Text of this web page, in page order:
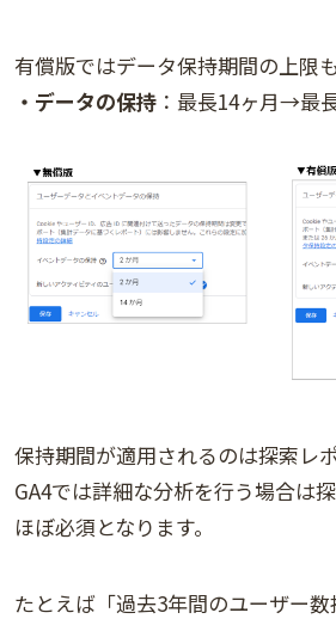
有償版ではデータ保持期間の上限
・データの保持 ：最長14ヶ月→最
保持期間が適用されるのは探索レ
GA4では詳細な分析を行う場合は
ほぼ必須となります。
たとえば「過去3年間のユーザー